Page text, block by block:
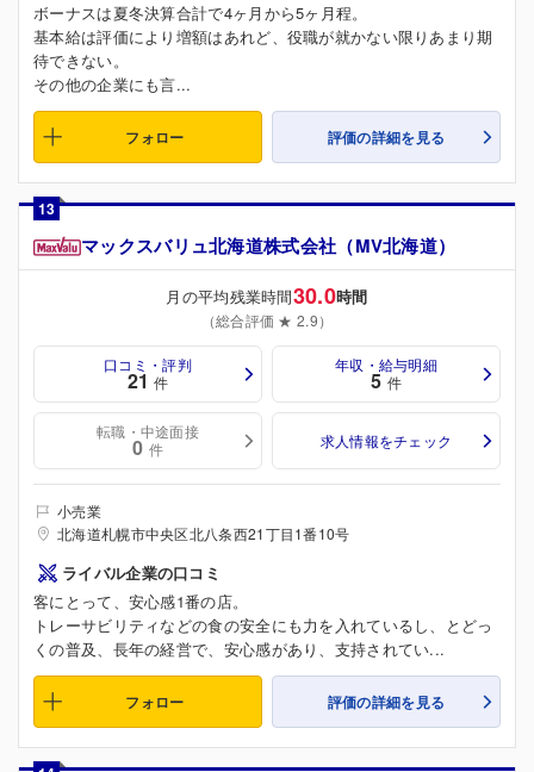
ボーナスは夏冬決算合計で4ヶ月から5ヶ月程。
基本給は評価により増額はあれど、役職が就かない限りあまり期
待できない。
その他の企業にも言...
フォロー 評価の詳細を見る
13
マックスバリュ北海道株式会社（MV北海道）
月の平均残業時間30.0時間
（総合評価 ★ 2.9）
口コミ・評判
21 件
年収・給与明細
5 件
転職・中途面接
0 件 求人情報をチェック
小売業
北海道札幌市中央区北八条西21丁目1番10号
ライバル企業の口コミ
客にとって、安心感1番の店。
トレーサビリティなどの食の安全にも力を入れているし、とどっ
くの普及、長年の経営で、安心感があり、支持されてい...
フォロー 評価の詳細を見る